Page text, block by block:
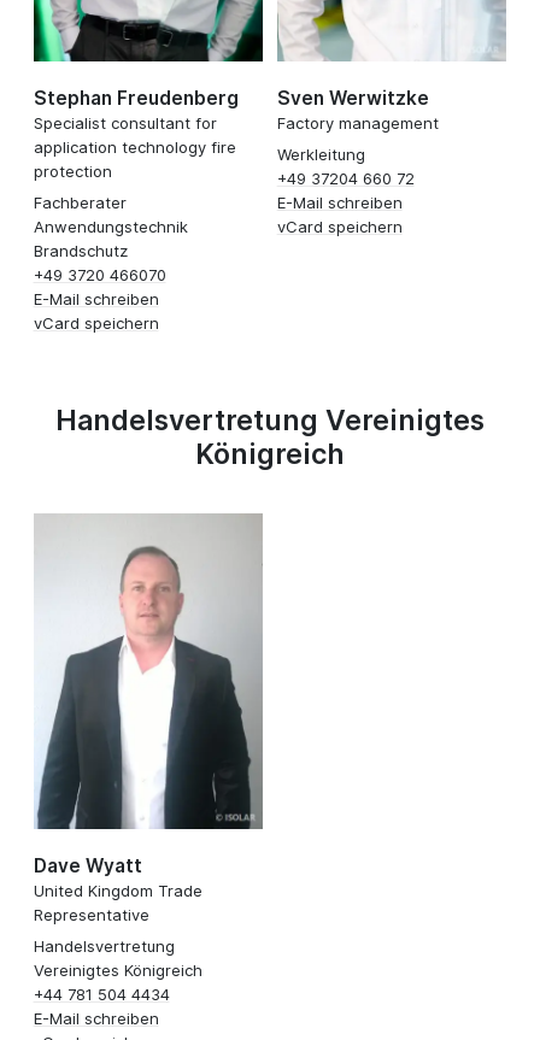
Stephan Freudenberg
Specialist consultant for
application technology fire
protection
Fachberater
Anwendungstechnik
Brandschutz
+49 3720 466070
E-Mail schreiben
vCard speichern
Sven Werwitzke
Factory management
Werkleitung
+49 37204 660 72
E-Mail schreiben
vCard speichern
Handelsvertretung Vereinigtes
Königreich
Dave Wyatt
United Kingdom Trade
Representative
Handelsvertretung
Vereinigtes Königreich
+44 781 504 4434
E-Mail schreiben